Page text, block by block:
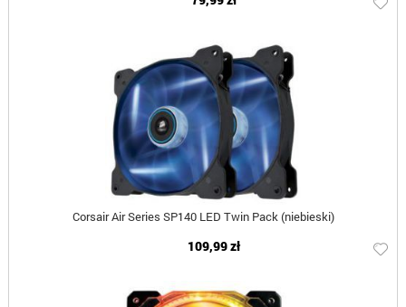
Corsair Air Series SP140 LED Twin Pack (niebieski)
109,99 zł